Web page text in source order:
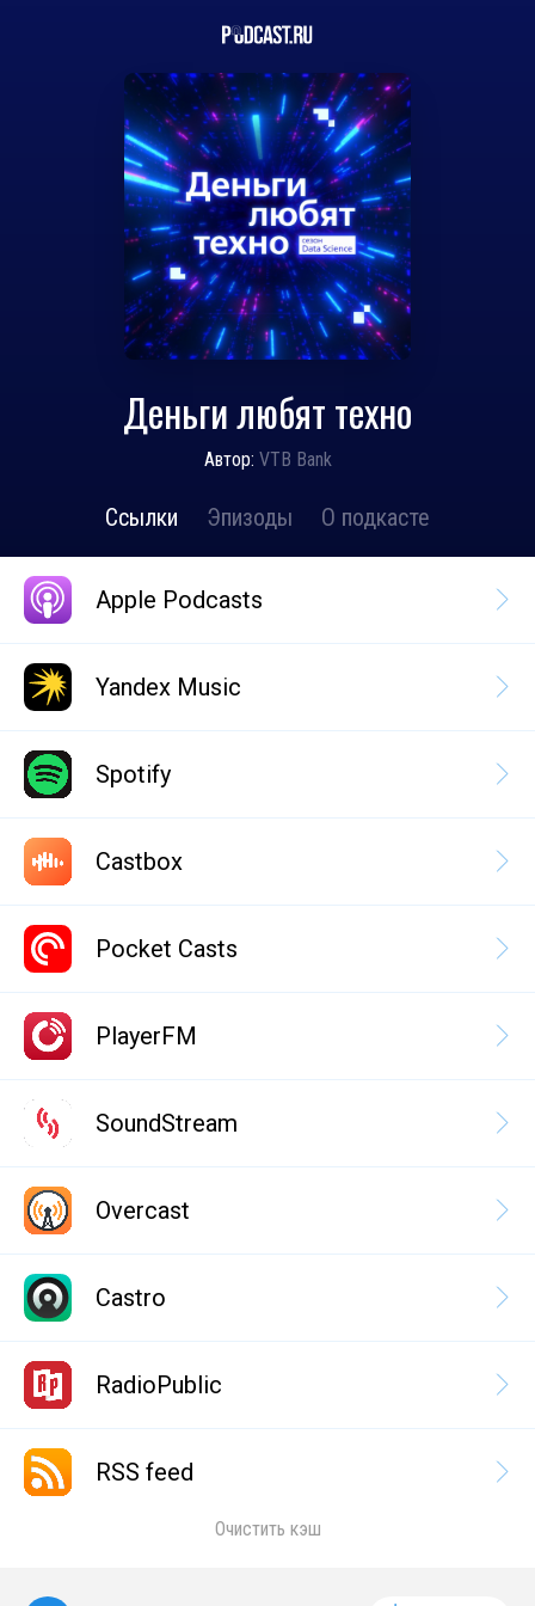
Деньги любят техно
Автор: VTB Bank
Ссылки Эпизоды О подкасте
Apple Podcasts
Yandex Music
Spotify
Castbox
Pocket Casts
PlayerFM
SoundStream
Overcast
Castro
RadioPublic
RSS feed
Очистить кэш